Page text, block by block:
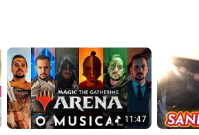
11:47